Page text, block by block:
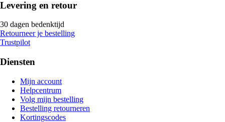
Levering en retour
30 dagen bedenktijd
Retourneer je bestelling
Trustpilot
Diensten
Mijn account
Helpcentrum
Volg mijn bestelling
Bestelling retourneren
Kortingscodes